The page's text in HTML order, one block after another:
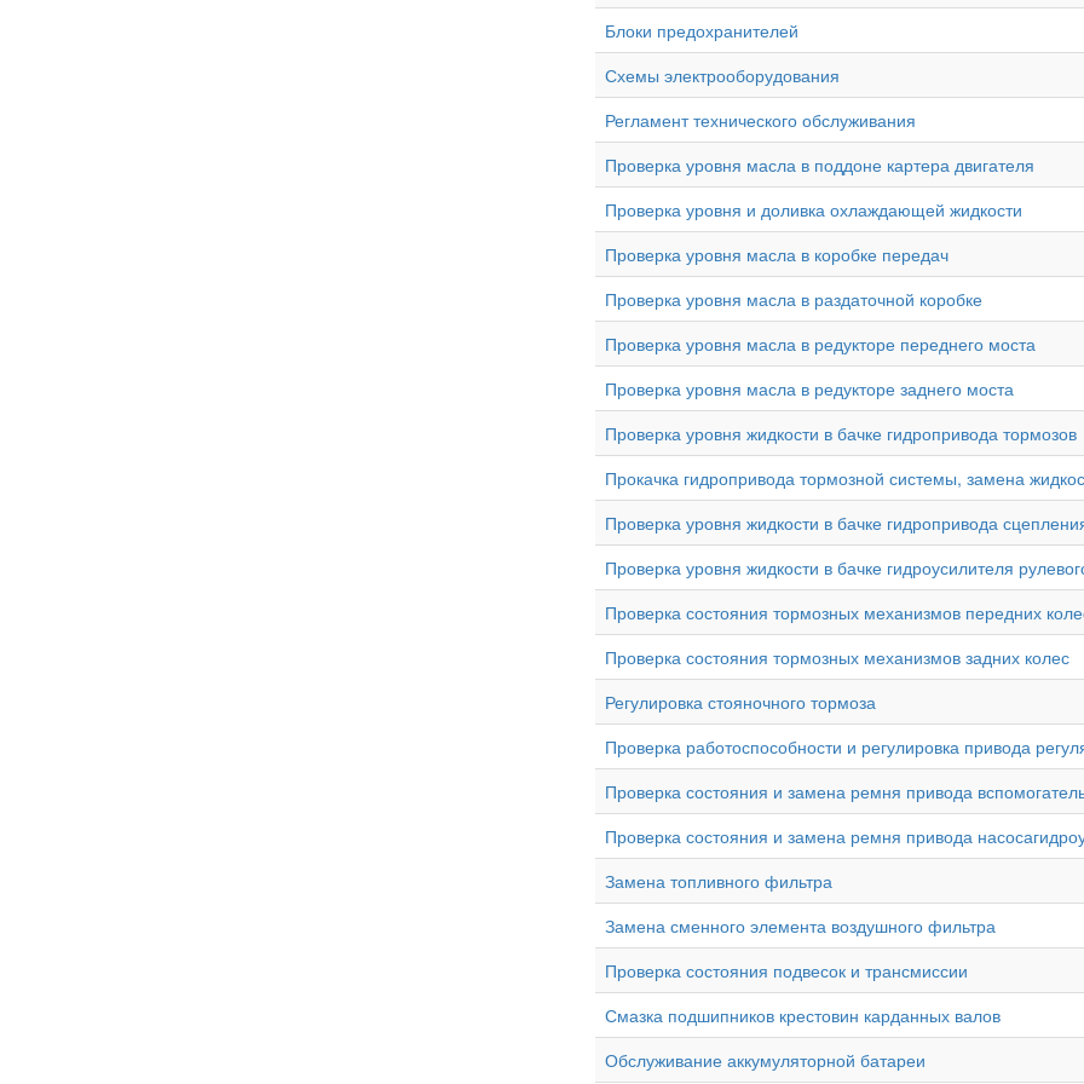
Блоки предохранителей
Схемы электрооборудования
Регламент технического обслуживания
Проверка уровня масла в поддоне картера двигателя
Проверка уровня и доливка охлаждающей жидкости
Проверка уровня масла в коробке передач
Проверка уровня масла в раздаточной коробке
Проверка уровня масла в редукторе переднего моста
Проверка уровня масла в редукторе заднего моста
Проверка уровня жидкости в бачке гидропривода тормозов
Прокачка гидропривода тормозной системы, замена
Проверка уровня жидкости в бачке гидропривода
Проверка уровня жидкости в бачке гидроусилителя
Проверка состояния тормозных механизмов передних
Проверка состояния тормозных механизмов задних колес
Регулировка стояночного тормоза
Проверка работоспособности и регулировка привода
Проверка состояния и замена ремня привода
Проверка состояния и замена ремня привода
Замена топливного фильтра
Замена сменного элемента воздушного фильтра
Проверка состояния подвесок и трансмиссии
Смазка подшипников крестовин карданных валов
Обслуживание аккумуляторной батареи